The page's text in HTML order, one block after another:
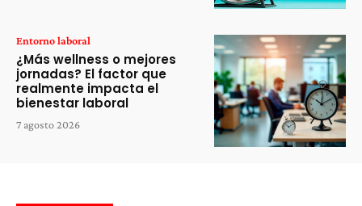
Entorno laboral
¿Más wellness o mejores
jornadas? El factor que
realmente impacta el
bienestar laboral
7 agosto 2026